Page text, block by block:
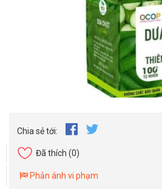
Chia sẻ tới:
Đã thích (0)
Phản ánh vi phạm